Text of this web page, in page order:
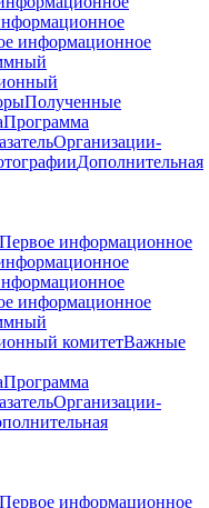
информационное
Полученные
Программа
Организации-
Дополнительная
Первое информационное
информационное
комитетВажные
Программа
Организации-
Первое информационное